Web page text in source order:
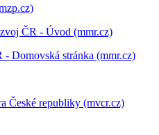
ČR - Úvod (mmr.cz)
Domovská stránka (mmr.cz)
České republiky (mvcr.cz)